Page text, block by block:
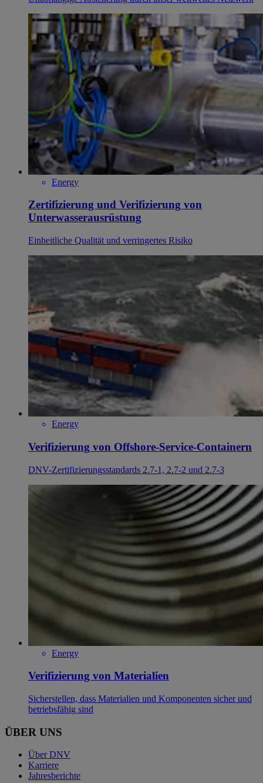
Energy
Zertifizierung und Verifizierung von
Unterwasserausrüstung
Einheitliche Qualität und verringertes Risiko
Energy
Verifizierung von Offshore-Service-Containern
DNV-Zertifizierungsstandards 2.7-1, 2.7-2 und 2.7-3
Energy
Verifizierung von Materialien
Sicherstellen, dass Materialien und Komponenten sicher und
betriebsfähig sind
ÜBER UNS
Über DNV
Karriere
Jahresberichte